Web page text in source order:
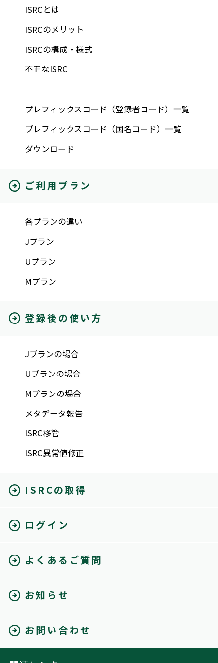
ISRCとは
ISRCのメリット
ISRCの構成・様式
不正なISRC
プレフィックスコード（登録者コード）一覧
プレフィックスコード（国名コード）一覧
ダウンロード
ご利用プラン
各プランの違い
Jプラン
Uプラン
Mプラン
登録後の使い方
Jプランの場合
Uプランの場合
Mプランの場合
メタデータ報告
ISRC移管
ISRC異常値修正
ISRCの取得
ログイン
よくあるご質問
お知らせ
お問い合わせ